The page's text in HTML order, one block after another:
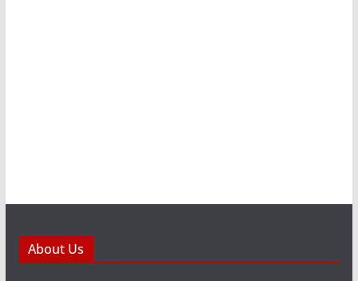
About Us